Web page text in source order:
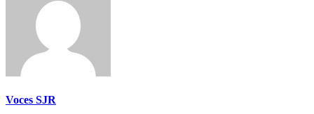
Voces SJR